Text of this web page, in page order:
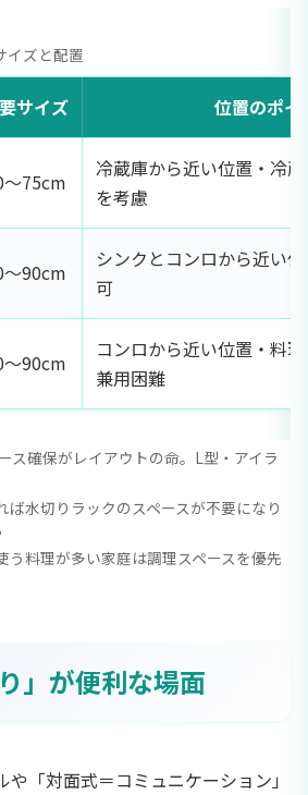
イズと配置
サイズ 位置のポイ
75cm
冷蔵庫から近い位置・冷
を考慮
90cm
シンクとコンロから近い
可
90cm
コンロから近い位置・料
兼用困難
ス確保がレイアウトの命。L型・アイラ
ば水切りラックのスペースが不要になり
う料理が多い家庭は調理スペースを優先
」が便利な場面
や「対面式＝コミュニケーション」